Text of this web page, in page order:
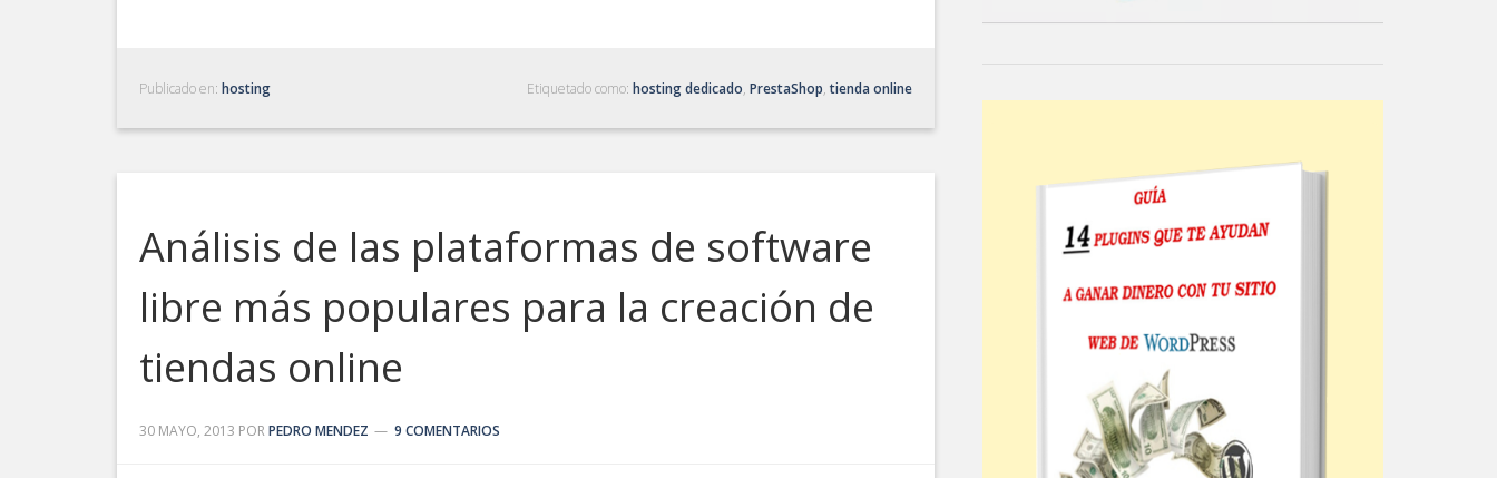
Publicado en: hosting Etiquetado como: hosting dedicado, PrestaShop, tienda online
Análisis de las plataformas de software
libre más populares para la creación de
tiendas online
30 MAYO, 2013 PORPEDRO MENDEZ 9 COMENTARIOS